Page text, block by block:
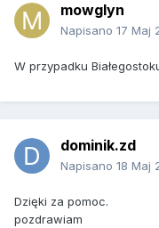
mowglyn
Napisano 17 Maj
W przypadku
dominik.zd
Napisano 18 Maj
Dzięki za pomoc.
pozdrawiam